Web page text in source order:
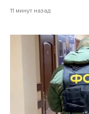
11 минут назад